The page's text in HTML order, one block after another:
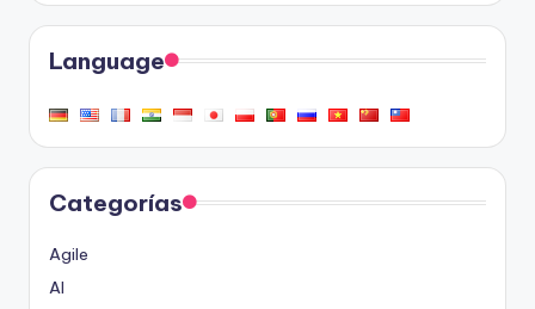
Language
Categorías
Agile
AI